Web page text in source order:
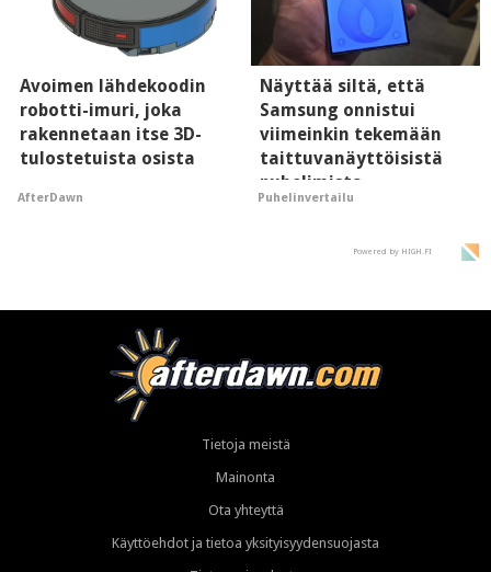
Avoimen lähdekoodin
robotti-imuri, joka
rakennetaan itse 3D-
tulostetuista osista
AfterDawn
Näyttää siltä, että
Samsung onnistui
viimeinkin tekemään
taittuvanäyttöisistä
puhelimista
supersuosittuja
Puhelinvertailu
Powered by HIGH.FI
Tietoja meistä
Mainonta
Ota yhteyttä
Käyttöehdot ja tietoa yksityisyydensuojasta